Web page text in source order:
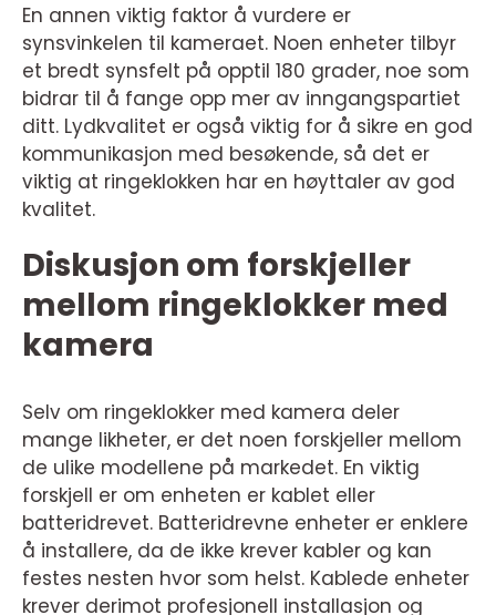
En annen viktig faktor å vurdere er
synsvinkelen til kameraet. Noen enheter tilbyr
et bredt synsfelt på opptil 180 grader, noe som
bidrar til å fange opp mer av inngangspartiet
ditt. Lydkvalitet er også viktig for å sikre en god
kommunikasjon med besøkende, så det er
viktig at ringeklokken har en høyttaler av god
kvalitet.
Diskusjon om forskjeller
mellom ringeklokker med
kamera
Selv om ringeklokker med kamera deler
mange likheter, er det noen forskjeller mellom
de ulike modellene på markedet. En viktig
forskjell er om enheten er kablet eller
batteridrevet. Batteridrevne enheter er enklere
å installere, da de ikke krever kabler og kan
festes nesten hvor som helst. Kablede enheter
krever derimot profesjonell installasjon og